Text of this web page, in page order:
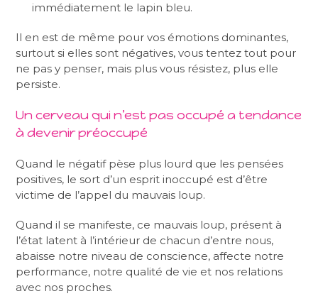
immédiatement le lapin bleu.
Il en est de même pour vos émotions dominantes,
surtout si elles sont négatives, vous tentez tout pour
ne pas y penser, mais plus vous résistez, plus elle
persiste.
Un cerveau qui n’est pas occupé a tendance
à devenir préoccupé
Quand le négatif pèse plus lourd que les pensées
positives, le sort d’un esprit inoccupé est d’être
victime de l’appel du mauvais loup.
Quand il se manifeste, ce mauvais loup, présent à
l’état latent à l’intérieur de chacun d’entre nous,
abaisse notre niveau de conscience, affecte notre
performance, notre qualité de vie et nos relations
avec nos proches.